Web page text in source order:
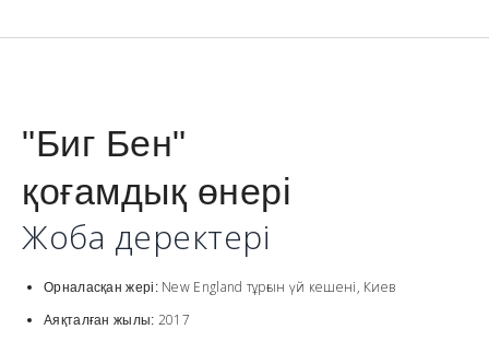
"Биг Бен"
қоғамдық өнері
Жоба деректері
Орналасқан жері:New England тұрғын үй кешені, Киев
Аяқталған жылы: 2017